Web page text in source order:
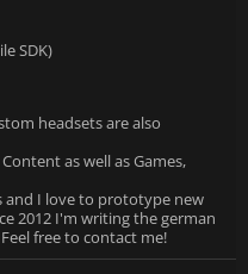
SDK)
headsets are also
as well as Games,
and I love to prototype new
2012 I'm writing the german
Feel free to contact me!